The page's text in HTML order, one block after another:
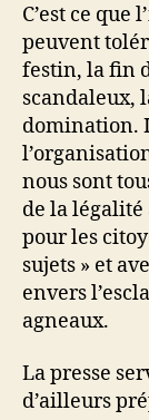
C’est ce que
peuvent
festin, la fin
scandaleux,
domination.
nous sont
de la légalité
pour les
sujets » et
envers
agneaux.
La presse
d’ailleurs